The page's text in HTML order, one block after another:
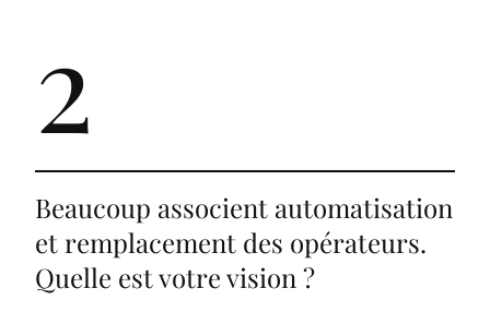
2
Beaucoup associent automatisation
et remplacement des opérateurs.
Quelle est votre vision ?